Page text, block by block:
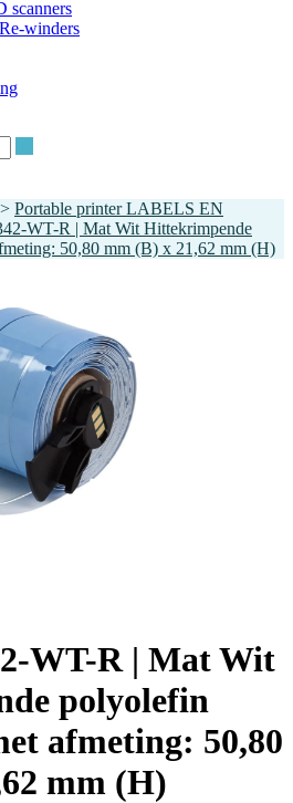
scanners
winders
> Portable printer LABELS EN
WT-R | Mat Wit Hittekrimpende
50,80 mm (B) x 21,62 mm (H)
WT-R | Mat Wit
polyolefin
afmeting: 50,80
mm (H)